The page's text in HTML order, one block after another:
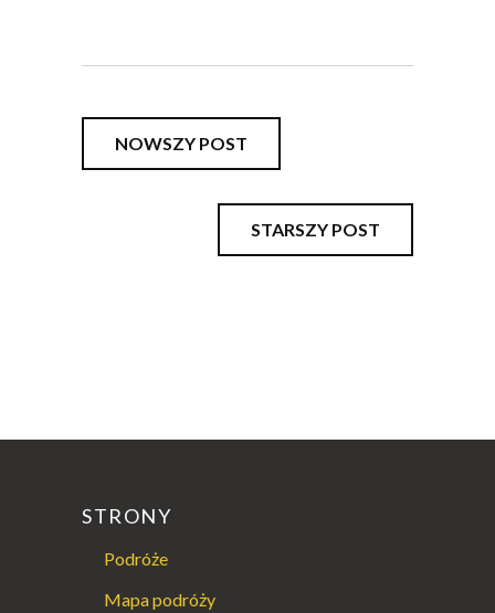
NOWSZY POST
STARSZY POST
STRONY
Podróże
Mapa podróży